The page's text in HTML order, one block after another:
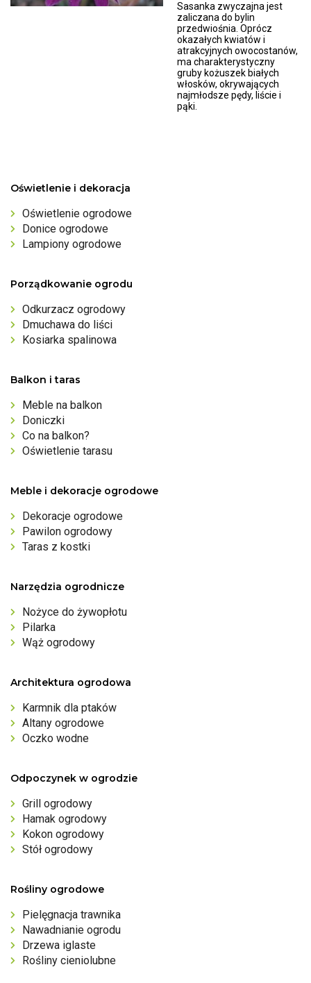
Sasanka zwyczajna jest
zaliczana do bylin
przedwiośnia. Oprócz
okazałych kwiatów i
atrakcyjnych owocostanów,
ma charakterystyczny
gruby kożuszek białych
włosków, okrywających
najmłodsze pędy, liście i
pąki.
Oświetlenie i dekoracja
Oświetlenie ogrodowe
Donice ogrodowe
Lampiony ogrodowe
Porządkowanie ogrodu
Odkurzacz ogrodowy
Dmuchawa do liści
Kosiarka spalinowa
Balkon i taras
Meble na balkon
Doniczki
Co na balkon?
Oświetlenie tarasu
Meble i dekoracje ogrodowe
Dekoracje ogrodowe
Pawilon ogrodowy
Taras z kostki
Narzędzia ogrodnicze
Nożyce do żywopłotu
Pilarka
Wąż ogrodowy
Architektura ogrodowa
Karmnik dla ptaków
Altany ogrodowe
Oczko wodne
Odpoczynek w ogrodzie
Grill ogrodowy
Hamak ogrodowy
Kokon ogrodowy
Stół ogrodowy
Rośliny ogrodowe
Pielęgnacja trawnika
Nawadnianie ogrodu
Drzewa iglaste
Rośliny cieniolubne